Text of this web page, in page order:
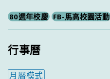
80週年校慶 FB-馬高校園活動
行事曆
月曆模式